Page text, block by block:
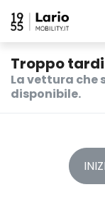
Troppo
La vettura che
disponibile.